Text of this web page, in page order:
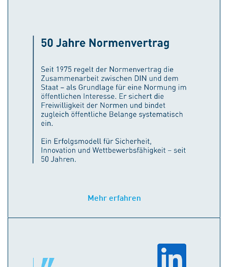
Mehr erfahren